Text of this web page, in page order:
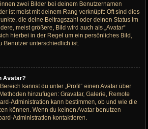
zwei Bilder bei deinem Benutzernamen
ist meist mit deinem Rang verknüpft: Oft sind dies
die deine Beitragszahl oder deinen Status im
meist größere, Bild wird auch als „Avatar“
hierbei in der Regel um ein persönliches Bild,
Benutzer unterschiedlich ist.
Avatar?
kannst du unter „Profil“ einen Avatar über
hinzufügen: Gravatar, Galerie, Remote
Administration kann bestimmen, ob und wie die
können. Wenn du keinen Avatar benutzen
Administration kontaktieren.